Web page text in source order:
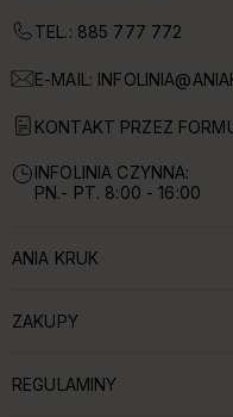
TEL.: 885 777 772
E-MAIL:
KONTAKT PRZEZ
INFOLINIA CZYNNA:
PN.- PT. 8:00 - 16:00
ROZWIŃ SEKCJĘ:
ANIA KRUK
ROZWIŃ SEKCJĘ:
ZAKUPY
ROZWIŃ SEKCJĘ:
REGULAMINY